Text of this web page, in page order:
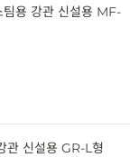
팀용 강관 신설용 MF-
관 신설용 GR-L형